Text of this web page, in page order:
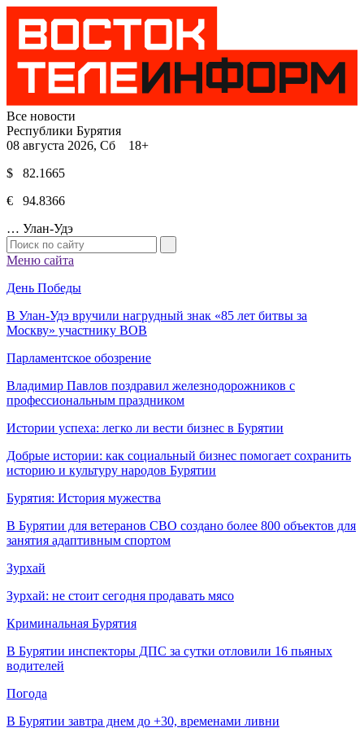
Все новости
Республики Бурятия
08 августа 2026, Сб 18+
$ 82.1665
€ 94.8366
… Улан-Удэ
Меню сайта
День Победы
В Улан-Удэ вручили нагрудный знак «85 лет битвы за
Москву» участнику ВОВ
Парламентское обозрение
Владимир Павлов поздравил железнодорожников с
профессиональным праздником
Истории успеха: легко ли вести бизнес в Бурятии
Добрые истории: как социальный бизнес помогает сохранить
историю и культуру народов Бурятии
Бурятия: История мужества
В Бурятии для ветеранов СВО создано более 800 объектов для
занятия адаптивным спортом
Зурхай
Зурхай: не стоит сегодня продавать мясо
Криминальная Бурятия
В Бурятии инспекторы ДПС за сутки отловили 16 пьяных
водителей
Погода
В Бурятии завтра днем до +30, временами ливни